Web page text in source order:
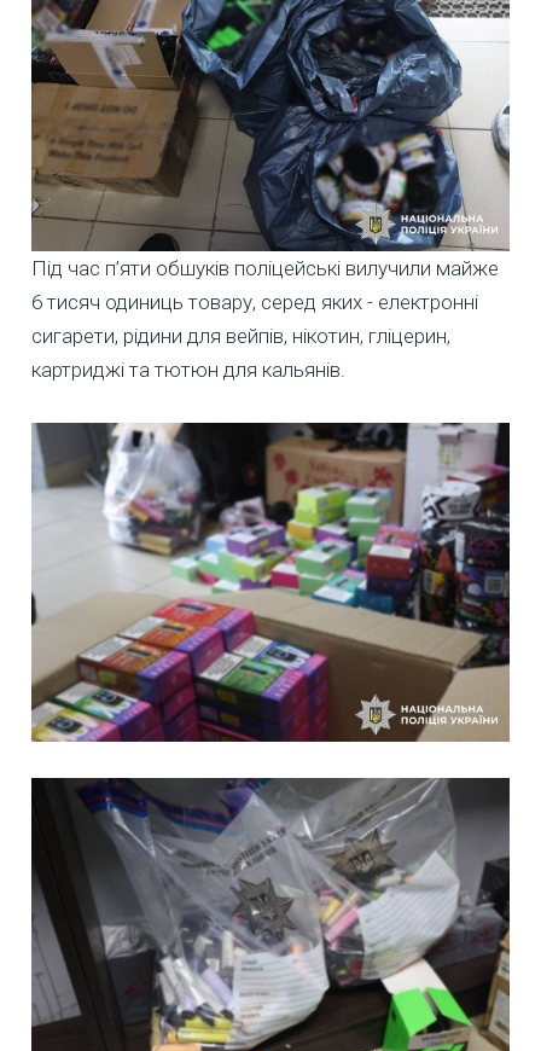
Під час п’яти обшуків поліцейські вилучили майже
6 тисяч одиниць товару, серед яких - електронні
сигарети, рідини для вейпів, нікотин, гліцерин,
картриджі та тютюн для кальянів.